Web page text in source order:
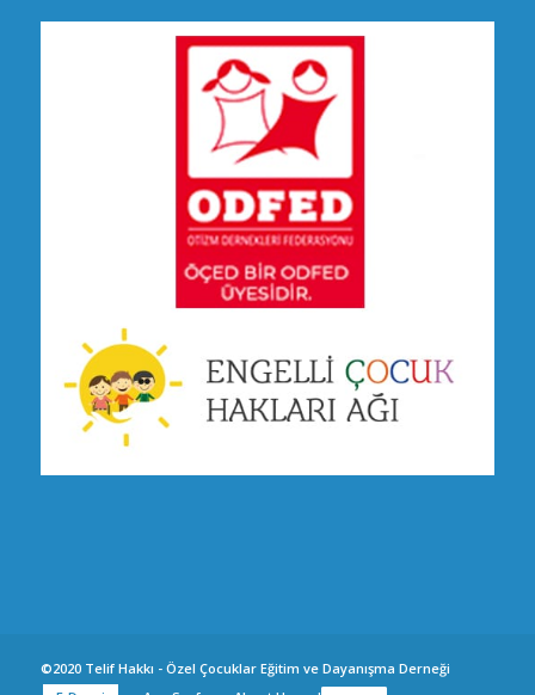
©2020 Telif Hakkı - Özel Çocuklar Eğitim ve Dayanışma Derneği